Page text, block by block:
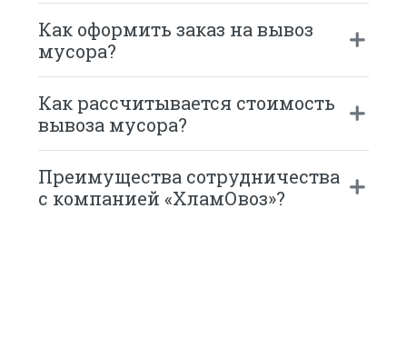
Как оформить заказ на вывоз
мусора?
Как рассчитывается стоимость
вывоза мусора?
Преимущества сотрудничества
с компанией «ХламОвоз»?